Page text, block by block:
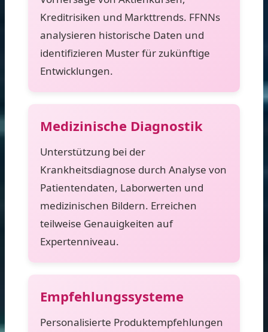
Kreditrisiken und Markttrends. FFNNs
analysieren historische Daten und
identifizieren Muster für zukünftige
Entwicklungen.
Medizinische Diagnostik
Unterstützung bei der
Krankheitsdiagnose durch Analyse von
Patientendaten, Laborwerten und
medizinischen Bildern. Erreichen
teilweise Genauigkeiten auf
Expertenniveau.
Empfehlungssysteme
Personalisierte Produktempfehlungen